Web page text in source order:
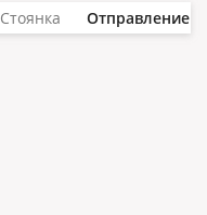
Стоянка Отправление